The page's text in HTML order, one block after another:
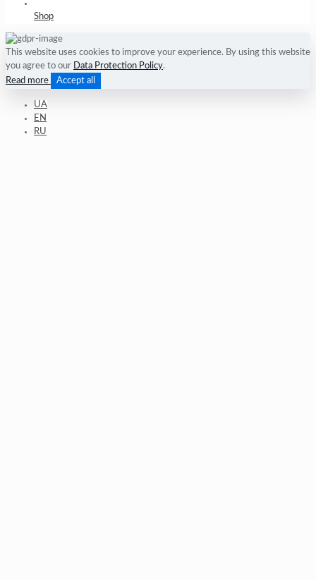
Shop
This website uses cookies to improve your experience. By using this website
you agree to our Data Protection Policy.
Read more
Accept all
UA
EN
RU